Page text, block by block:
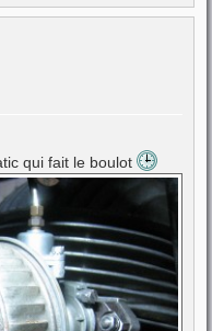
qui fait le boulot